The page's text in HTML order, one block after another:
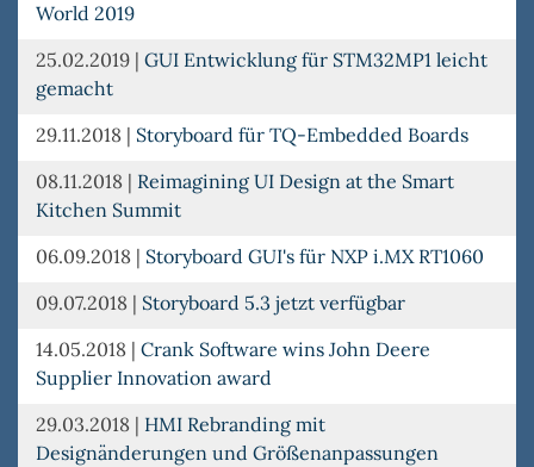
World 2019
25.02.2019 | GUI Entwicklung für STM32MP1 leicht
gemacht
29.11.2018 | Storyboard für TQ-Embedded Boards
08.11.2018 | Reimagining UI Design at the Smart
Kitchen Summit
06.09.2018 | Storyboard GUI's für NXP i.MX RT1060
09.07.2018 | Storyboard 5.3 jetzt verfügbar
14.05.2018 | Crank Software wins John Deere
Supplier Innovation award
29.03.2018 | HMI Rebranding mit
Designänderungen und Größenanpassungen